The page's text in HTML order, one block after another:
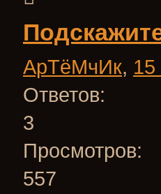
АрТёМчИк, 15
Ответов:
3
Просмотров:
557